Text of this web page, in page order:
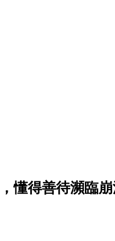
懂得善待瀕臨